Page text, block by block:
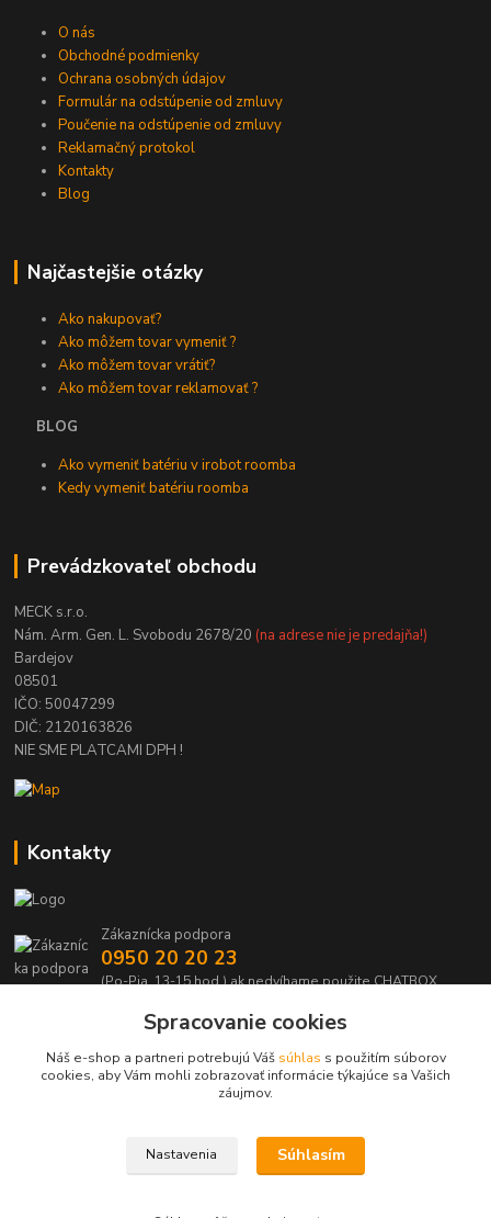
O nás
Obchodné podmienky
Ochrana osobných údajov
Formulár na odstúpenie od zmluvy
Poučenie na odstúpenie od zmluvy
Reklamačný protokol
Kontakty
Blog
Najčastejšie otázky
Ako nakupovať?
Ako môžem tovar vymeniť ?
Ako môžem tovar vrátiť?
Ako môžem tovar reklamovať ?
BLOG
Ako vymeniť batériu v irobot roomba
Kedy vymeniť batériu roomba
Prevádzkovateľ obchodu
MECK s.r.o.
Nám. Arm. Gen. L. Svobodu 2678/20 (na adrese nie je predajňa!)
Bardejov
08501
IČO: 50047299
DIČ: 2120163826
NIE SME PLATCAMI DPH !
Kontakty
Zákaznícka podpora
0950 20 20 23
(Po-Pia, 13-15 hod.) ak nedvíhame použite CHATBOX
info@kabelmanie.sk
Upravit sběr cookies.
Spracovanie cookies
Náš e-shop a partneri potrebujú Váš súhlas s použitím súborov
cookies, aby Vám mohli zobrazovať informácie týkajúce sa Vašich
záujmov.
Nastavenia Súhlasím